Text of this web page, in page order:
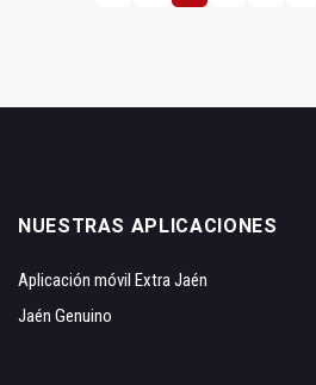
NUESTRAS APLICACIONES
Aplicación móvil Extra Jaén
Jaén Genuino